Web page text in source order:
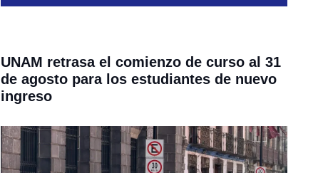
UNAM retrasa el comienzo de curso al 31
de agosto para los estudiantes de nuevo
ingreso